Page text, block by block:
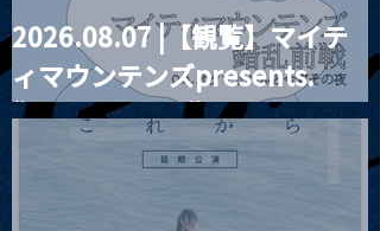
MoonRomantic
Channel1周年記念Live
2026.08.07 |【観覧】マイテ
ィマウンテンズpresents.
“HALL-IN-ONE”